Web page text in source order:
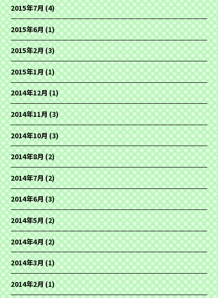
2015年7月(4)
2015年6月(1)
2015年2月(3)
2015年1月(1)
2014年12月(1)
2014年11月(3)
2014年10月(3)
2014年8月(2)
2014年7月(2)
2014年6月(3)
2014年5月(2)
2014年4月(2)
2014年3月(1)
2014年2月(1)